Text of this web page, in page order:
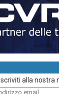
Iscriviti alla nostra